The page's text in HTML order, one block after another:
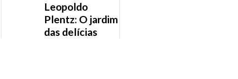
Leopoldo
Plentz: O jardim
das delícias